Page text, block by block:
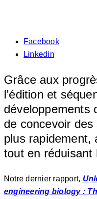
Facebook
Linkedin
Grâce aux
l’édition et
développements
de concevoir
plus rapidement,
tout en réduisant
Notre dernier rapport,
engineering biology :